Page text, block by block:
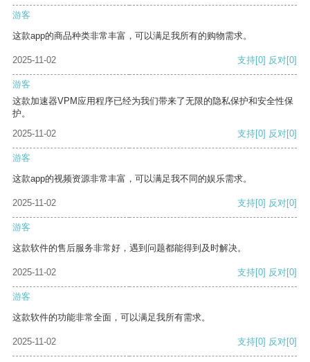
游客
这款app的商品种类非常丰富，可以满足我所有的购物需求。
2025-11-02 支持[0] 反对[0]
游客
这款加速器VPM应用程序已经为我们带来了无限的隐私保护和安全性保
护。
2025-11-02
支持[0] 反对[0]
游客
这款app的视频资源非常丰富，可以满足我不同的娱乐需求。
2025-11-02 支持[0] 反对[0]
游客
这款软件的售后服务非常好，遇到问题都能得到及时解决。
2025-11-02 支持[0] 反对[0]
游客
这款软件的功能非常全面，可以满足我所有需求。
2025-11-02 支持[0] 反对[0]